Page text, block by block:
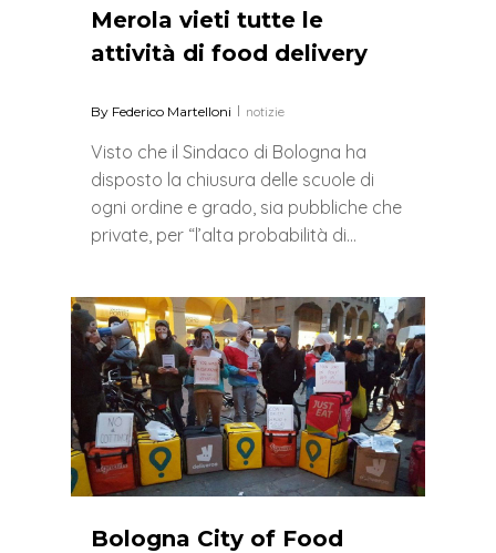
Merola vieti tutte le
attività di food delivery
By Federico Martelloni notizie
Visto che il Sindaco di Bologna ha
disposto la chiusura delle scuole di
ogni ordine e grado, sia pubbliche che
private, per “l’alta probabilità di…
Bologna City of Food
0